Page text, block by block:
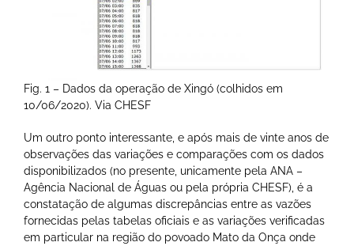
Fig. 1 – Dados da operação de Xingó (colhidos em
10/06/2020). Via CHESF
Um outro ponto interessante, e após mais de vinte anos de
observações das variações e comparações com os dados
disponibilizados (no presente, unicamente pela ANA –
Agência Nacional de Águas ou pela própria CHESF), é a
constatação de algumas discrepâncias entre as vazões
fornecidas pelas tabelas oficiais e as variações verificadas
em particular na região do povoado Mato da Onça onde